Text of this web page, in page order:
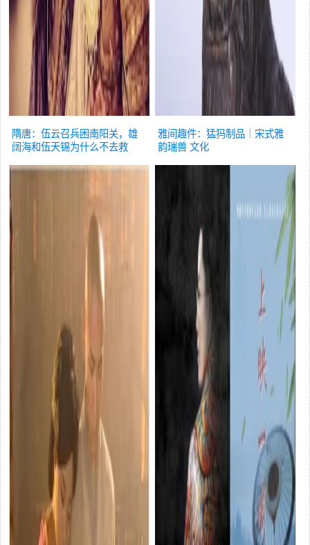
隋唐：伍云召兵困南阳关，雄
阔海和伍天锡为什么不去救
雅间趣件：猛犸制品｜宋式雅
韵瑞兽 文化